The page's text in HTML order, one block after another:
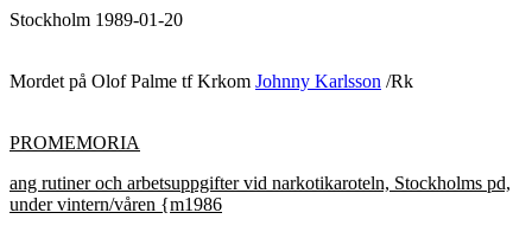
Stockholm 1989-01-20
Mordet på Olof Palme tf Krkom Johnny Karlsson /Rk
PROMEMORIA
ang rutiner och arbetsuppgifter vid narkotikaroteln, Stockholms pd,
under vintern/våren {m1986